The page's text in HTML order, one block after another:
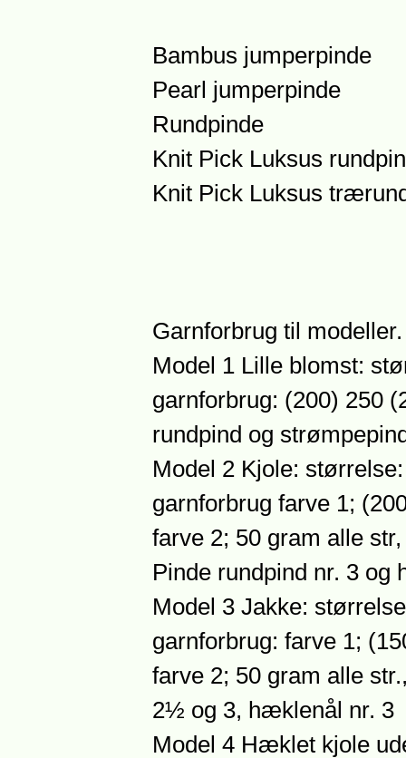
Bambus jumperpinde
Pearl jumperpinde
Rundpinde
Knit Pick Luksus
Knit Pick Luksus
Garnforbrug til modeller.
Model 1 Lille blomst:
garnforbrug: (200) 250
rundpind og
Model 2 Kjole:
garnforbrug farve 1;
farve 2; 50 gram alle
Pinde rundpind nr. 3 og
Model 3 Jakke:
garnforbrug: farve 1;
farve 2; 50 gram alle
2½ og 3, hæklenål nr. 3
Model 4 Hæklet kjole